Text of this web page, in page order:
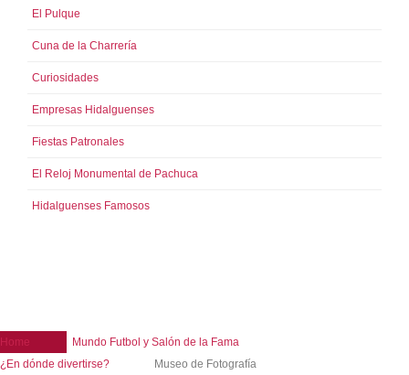
El Pulque
Cuna de la Charrería
Curiosidades
Empresas Hidalguenses
Fiestas Patronales
El Reloj Monumental de Pachuca
Hidalguenses Famosos
Home
Mundo Futbol y Salón de la Fama
¿En dónde divertirse?
Museo de Fotografía